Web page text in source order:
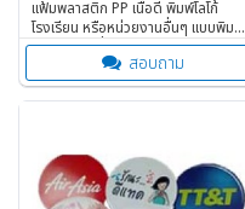
แฟ้มพลาสติก PP เนื้อดี พิมพ์โลโก้
โรงเรียน หรือหน่วยงานอื่นๆ แบบพิมพ์
ทอง หรือ สีอื่นๆตามความต้องการ
สอบถาม